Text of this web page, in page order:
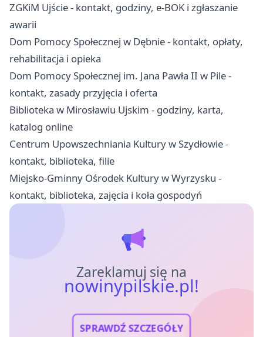
ZGKiM Ujście - kontakt, godziny, e-BOK i zgłaszanie
awarii
Dom Pomocy Społecznej w Dębnie - kontakt, opłaty,
rehabilitacja i opieka
Dom Pomocy Społecznej im. Jana Pawła II w Pile -
kontakt, zasady przyjęcia i oferta
Biblioteka w Mirosławiu Ujskim - godziny, karta,
katalog online
Centrum Upowszechniania Kultury w Szydłowie -
kontakt, biblioteka, filie
Miejsko-Gminny Ośrodek Kultury w Wyrzysku -
kontakt, biblioteka, zajęcia i koła gospodyń
Zareklamuj się na
nowinypilskie.pl!
SPRAWDŹ SZCZEGÓŁY